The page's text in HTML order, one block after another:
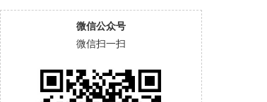
微信公众号
微信扫一扫